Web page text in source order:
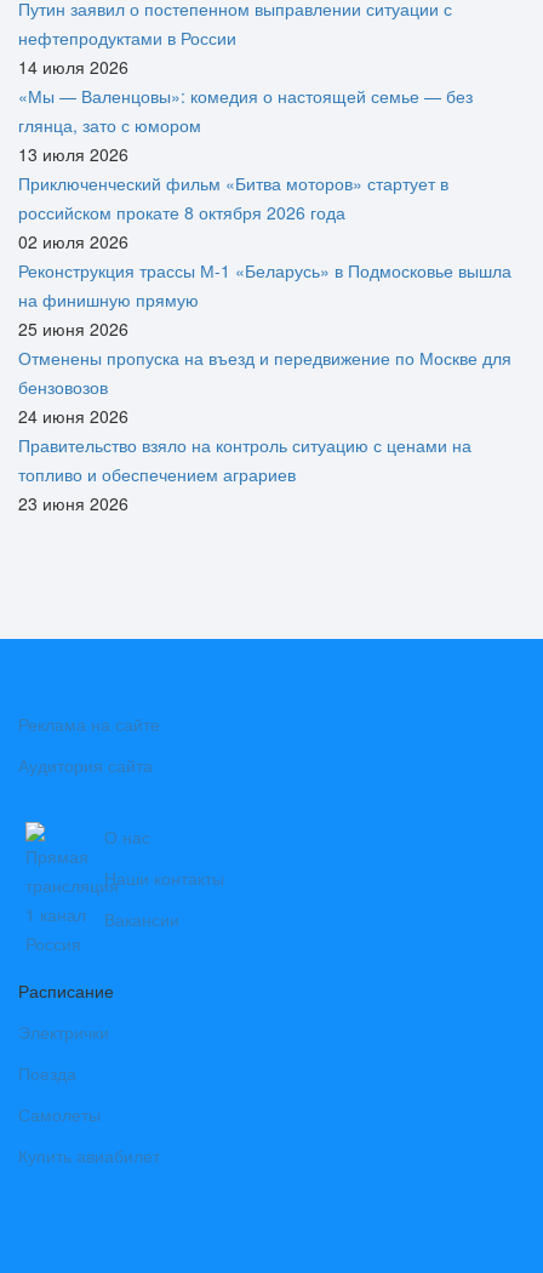
Путин заявил о постепенном выправлении ситуации с
нефтепродуктами в России
14 июля 2026
«Мы — Валенцовы»: комедия о настоящей семье — без
глянца, зато с юмором
13 июля 2026
Приключенческий фильм «Битва моторов» стартует в
российском прокате 8 октября 2026 года
02 июля 2026
Реконструкция трассы М-1 «Беларусь» в Подмосковье вышла
на финишную прямую
25 июня 2026
Отменены пропуска на въезд и передвижение по Москве для
бензовозов
24 июня 2026
Правительство взяло на контроль ситуацию с ценами на
топливо и обеспечением аграриев
23 июня 2026
Реклама на сайте
Аудитория сайта
О нас
Наши контакты
Вакансии
Расписание
Электрички
Поезда
Самолеты
Купить авиабилет